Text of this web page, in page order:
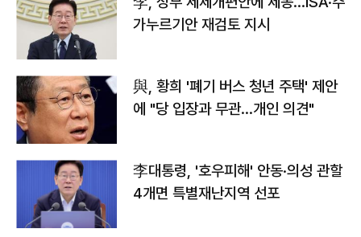
가누르기안 재검토 지시
與, 황희 '폐기 버스 청년 주택' 제안
에 "당 입장과 무관…개인 의견"
李대통령, '호우피해' 안동·의성 관할
4개면 특별재난지역 선포